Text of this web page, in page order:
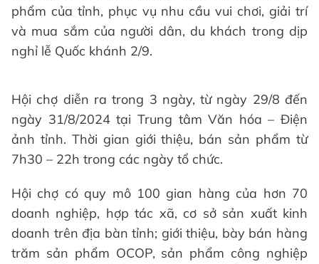
phẩm của tỉnh, phục vụ nhu cầu vui chơi, giải trí
và mua sắm của người dân, du khách trong dịp
nghỉ lễ Quốc khánh 2/9.
Hội chợ diễn ra trong 3 ngày, từ ngày 29/8 đến
ngày 31/8/2024 tại Trung tâm Văn hóa – Điện
ảnh tỉnh. Thời gian giới thiệu, bán sản phẩm từ
7h30 – 22h trong các ngày tổ chức.
Hội chợ có quy mô 100 gian hàng của hơn 70
doanh nghiệp, hợp tác xã, cơ sở sản xuất kinh
doanh trên địa bàn tỉnh; giới thiệu, bày bán hàng
trăm sản phẩm OCOP, sản phẩm công nghiệp